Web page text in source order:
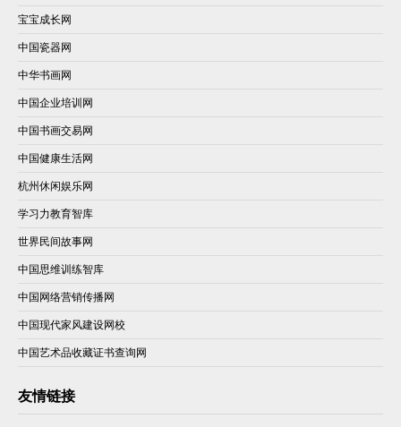
宝宝成长网
中国瓷器网
中华书画网
中国企业培训网
中国书画交易网
中国健康生活网
杭州休闲娱乐网
学习力教育智库
世界民间故事网
中国思维训练智库
中国网络营销传播网
中国现代家风建设网校
中国艺术品收藏证书查询网
友情链接